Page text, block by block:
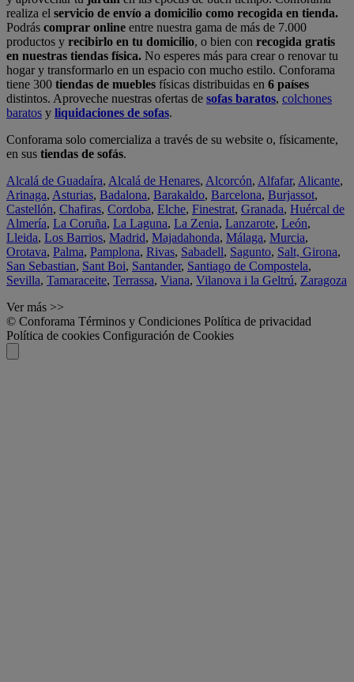
realiza el servicio de envío a domicilio como recogida en tienda.
Podrás comprar online entre nuestra gama de más de 7.000
productos y recibirlo en tu domicilio, o bien con recogida gratis
en nuestras tiendas física. No esperes más para crear o renovar tu
hogar y transformarlo en un espacio con mucho estilo. Conforama
tiene 300 tiendas de muebles físicas distribuidas en 6 países
distintos. Aproveche nuestras ofertas de sofas baratos, colchones
baratos y liquidaciones de sofas.
Conforama solo comercializa a través de su website o, físicamente,
en sus tiendas de sofás.
Alcalá de Guadaíra, Alcalá de Henares, Alcorcón, Alfafar, Alicante,
Arinaga, Asturias, Badalona, Barakaldo, Barcelona, Burjassot,
Castellón, Chafiras, Cordoba, Elche, Finestrat, Granada, Huércal de
Almería, La Coruña, La Laguna, La Zenia, Lanzarote, León,
Lleida, Los Barrios, Madrid, Majadahonda, Málaga, Murcia,
Orotava, Palma, Pamplona, Rivas, Sabadell, Sagunto, Salt, Girona,
San Sebastian, Sant Boi, Santander, Santiago de Compostela,
Sevilla, Tamaraceite, Terrassa, Viana, Vilanova i la Geltrú, Zaragoza
Ver más >>
© Conforama Términos y Condiciones Política de privacidad
Política de cookies Configuración de Cookies